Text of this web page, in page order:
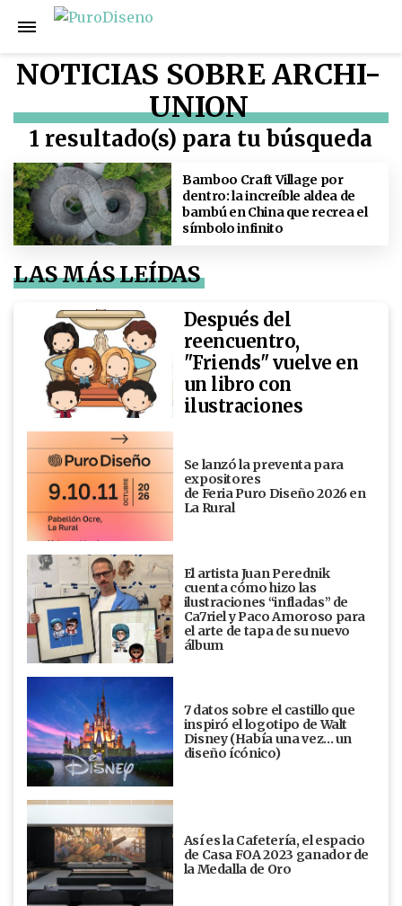
NOTICIAS SOBRE ARCHI-
UNION
1 resultado(s) para tu búsqueda
Bamboo Craft Village por
dentro: la increíble aldea de
bambú en China que recrea el
símbolo infinito
LAS MÁS LEÍDAS
Después del
reencuentro,
"Friends" vuelve en
un libro con
ilustraciones
Se lanzó la preventa para
expositores
de Feria Puro Diseño 2026 en
La Rural
El artista Juan Perednik
cuenta cómo hizo las
ilustraciones “infladas” de
Ca7riel y Paco Amoroso para
el arte de tapa de su nuevo
álbum
7 datos sobre el castillo que
inspiró el logotipo de Walt
Disney (Había una vez... un
diseño ícónico)
Así es la Cafetería, el espacio
de Casa FOA 2023 ganador de
la Medalla de Oro